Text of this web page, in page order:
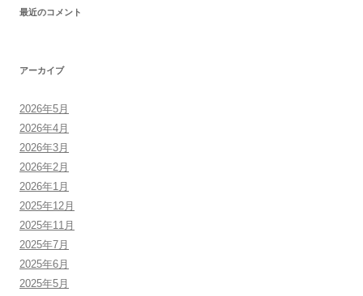
最近のコメント
アーカイブ
2026年5月
2026年4月
2026年3月
2026年2月
2026年1月
2025年12月
2025年11月
2025年7月
2025年6月
2025年5月